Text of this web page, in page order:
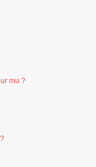
mu ?